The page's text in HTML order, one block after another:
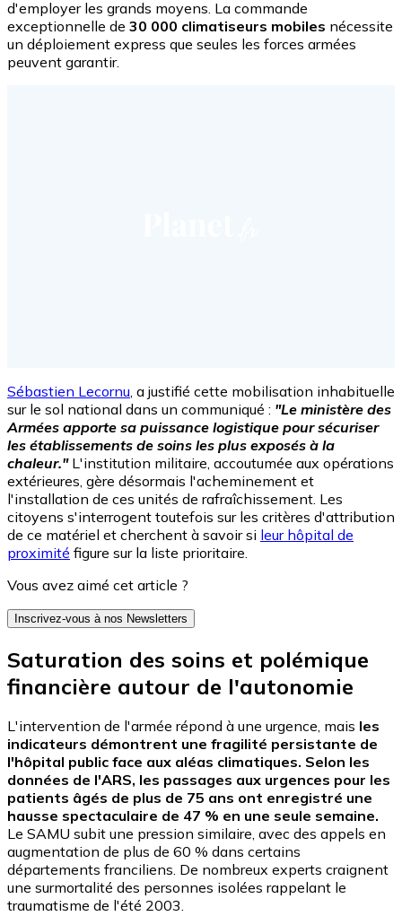
d'employer les grands moyens. La commande
exceptionnelle de 30 000 climatiseurs mobiles nécessite
un déploiement express que seules les forces armées
peuvent garantir.
Sébastien Lecornu , a justifié cette mobilisation inhabituelle
sur le sol national dans un communiqué : "Le ministère des
Armées apporte sa puissance logistique pour sécuriser
les établissements de soins les plus exposés à la
chaleur."L'institution militaire, accoutumée aux opérations
extérieures, gère désormais l'acheminement et
l'installation de ces unités de rafraîchissement. Les
citoyens s'interrogent toutefois sur les critères d'attribution
de ce matériel et cherchent à savoir si leur hôpital de
proximité figure sur la liste prioritaire.
Vous avez aimé cet article ?
Inscrivez-vous à nos Newsletters
Saturation des soins et polémique
financière autour de l'autonomie
L'intervention de l'armée répond à une urgence, mais les
indicateurs démontrent une fragilité persistante de
l'hôpital public face aux aléas climatiques. Selon les
données de l'ARS, les passages aux urgences pour les
patients âgés de plus de 75 ans ont enregistré une
hausse spectaculaire de 47 % en une seule semaine.
Le SAMU subit une pression similaire, avec des appels en
augmentation de plus de 60 % dans certains
départements franciliens. De nombreux experts craignent
une surmortalité des personnes isolées rappelant le
traumatisme de l'été 2003.